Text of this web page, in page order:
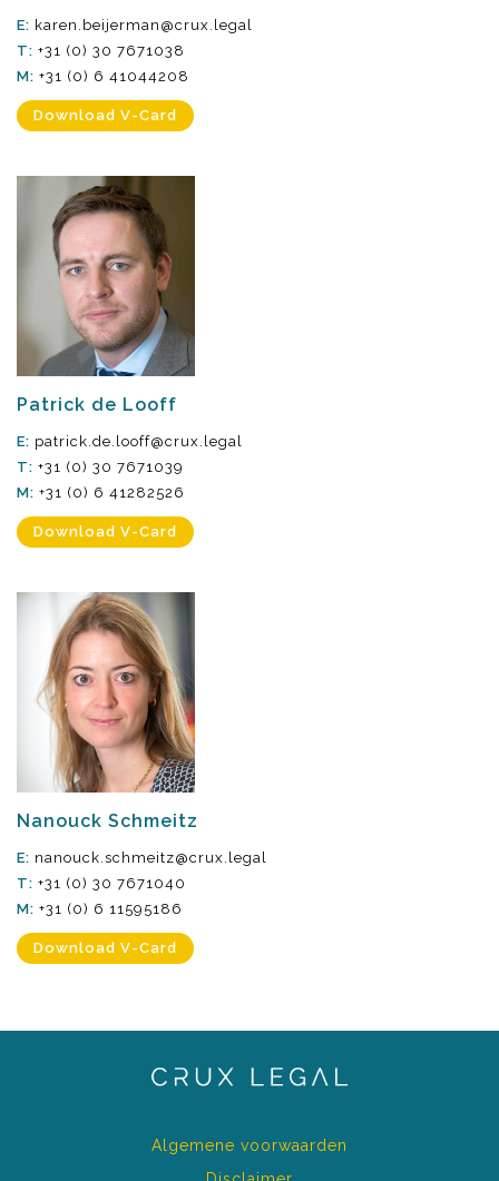
E: karen.beijerman@crux.legal
T: +31 (0) 30 7671038
M: +31 (0) 6 41044208
Download V-Card
Patrick de Looff
E: patrick.de.looff@crux.legal
T: +31 (0) 30 7671039
M: +31 (0) 6 41282526
Download V-Card
Nanouck Schmeitz
E: nanouck.schmeitz@crux.legal
T: +31 (0) 30 7671040
M: +31 (0) 6 11595186
Download V-Card
Algemene voorwaarden